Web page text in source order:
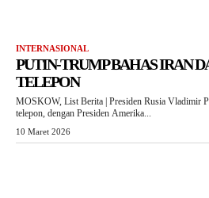
INTERNASIONAL
PUTIN-TRUMP BAHAS IRAN
TELEPON
MOSKOW, List Berita | Presiden Rusia Vladimir
telepon, dengan Presiden Amerika...
10 Maret 2026